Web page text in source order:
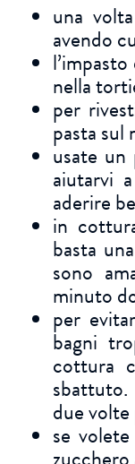
una
avendo
nella
per
pasta
usate
aiutarvi
aderire
in
basta
sono
minuto
per
bagni
cottura
sbattuto.
due
se